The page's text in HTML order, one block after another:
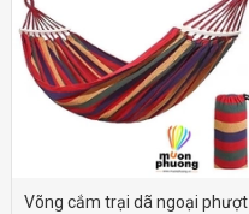
Võng cắm trại dã ngoại phượt